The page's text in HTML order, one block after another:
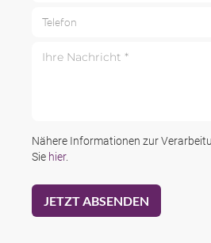
Nähere Informationen zur
Sie hier.